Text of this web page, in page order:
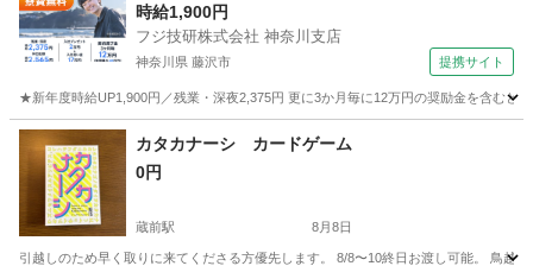
時給1,900円
フジ技研株式会社 神奈川支店
神奈川県 藤沢市 提携サイト
★新年度時給UP1,900円／残業・深夜2,375円 更に3か月毎に12万円の奨励金を含む
神奈川 藤沢市 その他
カタカナーシ カードゲーム
0円
蔵前駅 8月8日
引越しのため早く取りに来てくださる方優先します。 8/8〜10終日お渡し可能。 鳥越